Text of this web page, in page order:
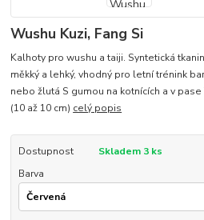
Wushu Kuzi, Fang Si
Kalhoty pro wushu a taiji. Syntetická
měkký a lehký, vhodný pro letní trénink
nebo žlutá S gumou na kotnících a v
(10 až 10 cm) celý popis
Dostupnost
Skladem 3 ks
Barva